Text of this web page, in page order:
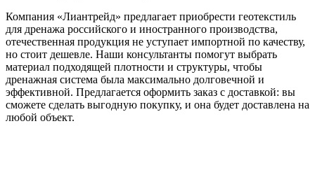
Компания «Лиантрейд» предлагает приобрести геотекстиль
для дренажа российского и иностранного производства,
отечественная продукция не уступает импортной по качеству,
но стоит дешевле. Наши консультанты помогут выбрать
материал подходящей плотности и структуры, чтобы
дренажная система была максимально долговечной и
эффективной. Предлагается оформить заказ с доставкой: вы
сможете сделать выгодную покупку, и она будет доставлена на
любой объект.